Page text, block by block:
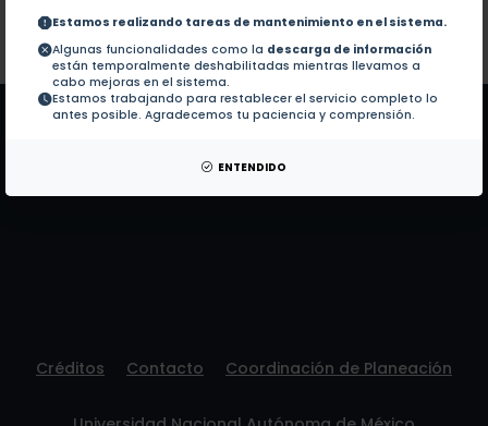
Estamos realizando tareas de mantenimiento en el sistema.
Algunas funcionalidades como la descarga de información
están temporalmente deshabilitadas mientras llevamos a
cabo mejoras en el sistema.
Estamos trabajando para restablecer el servicio completo lo
antes posible. Agradecemos tu paciencia y comprensión.
ENTENDIDO
Colaboraciones en Tesis:
No hay tesis de este autor.
Patentes:
No hay patentes de este autor.
Créditos Contacto Coordinación de Planeación